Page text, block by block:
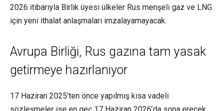
2026 itibarıyla Birlik üyesi ülkeler Rus menşeli gaz ve LNG
için yeni ithalat anlaşmaları imzalayamayacak.
Avrupa Birliği, Rus gazına tam yasak
getirmeye hazırlanıyor
17 Haziran 2025’ten önce yapılmış kısa vadeli